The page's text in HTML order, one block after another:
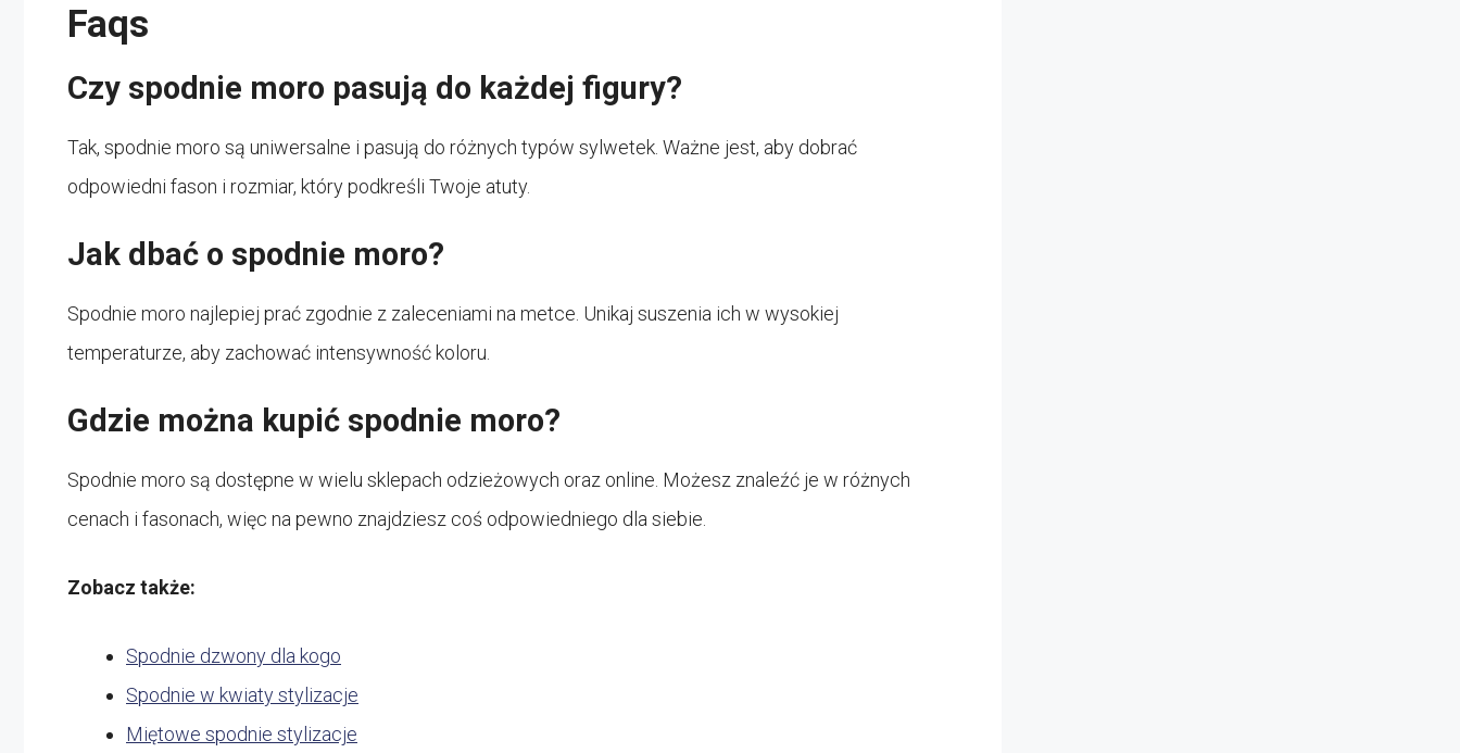
Faqs
Czy spodnie moro pasują do każdej figury?
Tak, spodnie moro są uniwersalne i pasują do różnych typów sylwetek. Ważne jest, aby dobrać
odpowiedni fason i rozmiar, który podkreśli Twoje atuty.
Jak dbać o spodnie moro?
Spodnie moro najlepiej prać zgodnie z zaleceniami na metce. Unikaj suszenia ich w wysokiej
temperaturze, aby zachować intensywność koloru.
Gdzie można kupić spodnie moro?
Spodnie moro są dostępne w wielu sklepach odzieżowych oraz online. Możesz znaleźć je w różnych
cenach i fasonach, więc na pewno znajdziesz coś odpowiedniego dla siebie.
Zobacz także:
Spodnie dzwony dla kogo
Spodnie w kwiaty stylizacje
Miętowe spodnie stylizacje